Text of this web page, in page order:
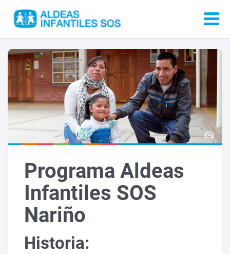
Programa Aldeas
Infantiles SOS
Nariño
Historia: